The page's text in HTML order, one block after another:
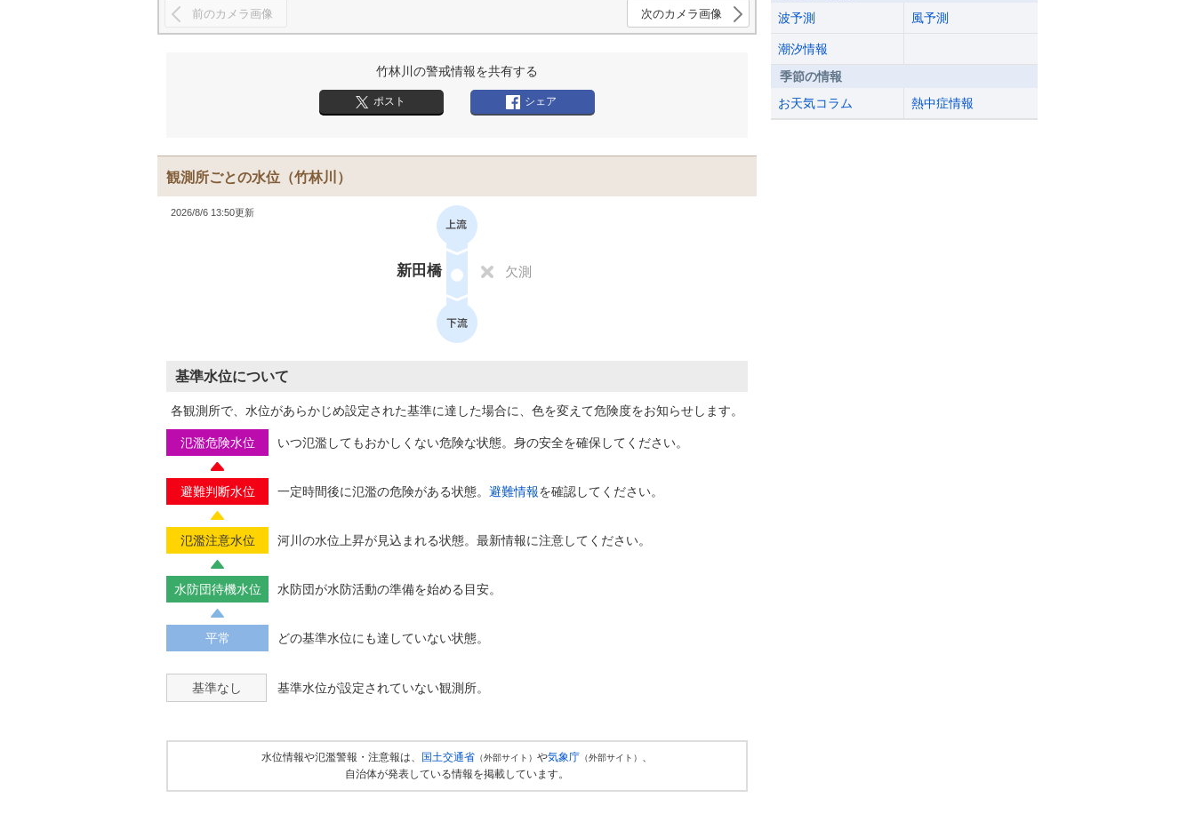
前のカメラ画像 次のカメラ画像
竹林川の警戒情報を共有する
ポスト シェア
観測所ごとの水位 （竹林川）
2026/8/6 13:50更新
新田橋 欠測
基準水位について
各観測所で、水位があらかじめ設定された基準に達した場合に、色を変えて危険度をお知らせします。
氾濫危険水位 いつ氾濫してもおかしくない危険な状態。身の安全を確保してください。
避難判断水位 一定時間後に氾濫の危険がある状態。 避難情報を確認してください。
氾濫注意水位 河川の水位上昇が見込まれる状態。最新情報に注意してください。
水防団待機水位 水防団が水防活動の準備を始める目安。
平常 どの基準水位にも達していない状態。
基準なし 基準水位が設定されていない観測所。
水位情報や氾濫警報・注意報は、 国土交通省 （外部サイト） や気象庁 （外部サイト） 、
自治体が発表している情報を掲載しています。
波予測
風予測
潮汐情報
季節の情報
お天気コラム
熱中症情報